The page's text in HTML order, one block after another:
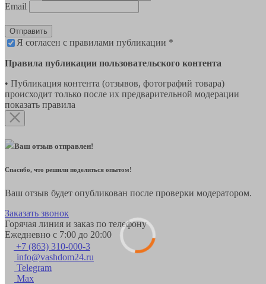
Email
Отправить
Я согласен с правилами публикации *
Правила публикации пользовательского контента
• Публикация контента (отзывов, фотографий товара)
происходит только после их предварительной модерации
показать правила
Ваш отзыв отправлен!
Спасибо, что решили поделиться опытом!
Ваш отзыв будет опубликован после проверки модератором.
Заказать звонок
Горячая линия и заказ по телефону
Ежедневно с 7:00 до 20:00
+7 (863) 310-000-3
info@vashdom24.ru
Telegram
Max